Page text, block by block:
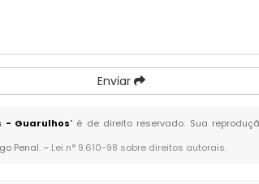
Enviar
- Guarulhos" é de direito reservado. Sua
Penal. – Lei n° 9.610-98 sobre direitos autorais.